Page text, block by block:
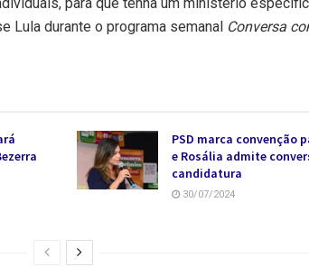
Lula durante o programa semanal Conversa
PSD marca convenção
e Rosália admite
candidatura
30/07/2024